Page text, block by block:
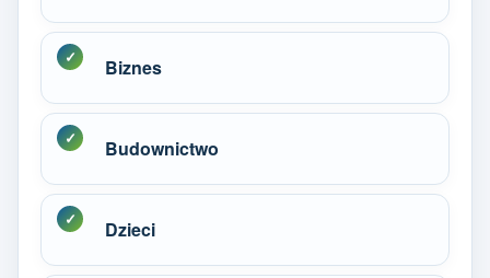
Biznes
Budownictwo
Dzieci